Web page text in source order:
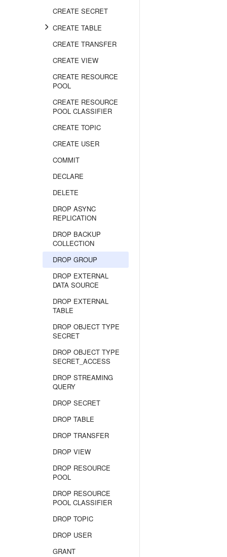
CREATE SECRET
CREATE TABLE
CREATE TRANSFER
CREATE VIEW
CREATE RESOURCE
POOL
CREATE RESOURCE
POOL CLASSIFIER
CREATE TOPIC
CREATE USER
COMMIT
DECLARE
DELETE
DROP ASYNC
REPLICATION
DROP BACKUP
COLLECTION
DROP GROUP
DROP EXTERNAL
DATA SOURCE
DROP EXTERNAL
TABLE
DROP OBJECT TYPE
SECRET
DROP OBJECT TYPE
SECRET_ACCESS
DROP STREAMING
QUERY
DROP SECRET
DROP TABLE
DROP TRANSFER
DROP VIEW
DROP RESOURCE
POOL
DROP RESOURCE
POOL CLASSIFIER
DROP TOPIC
DROP USER
GRANT